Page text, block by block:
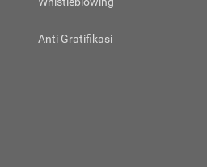
Anti Gratifikasi